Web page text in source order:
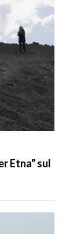
Etna" sul